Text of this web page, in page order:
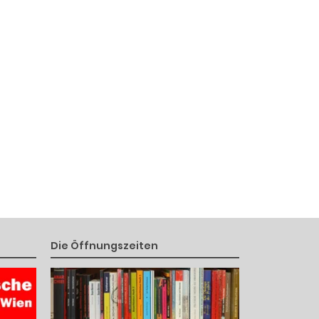
Die Öffnungszeiten